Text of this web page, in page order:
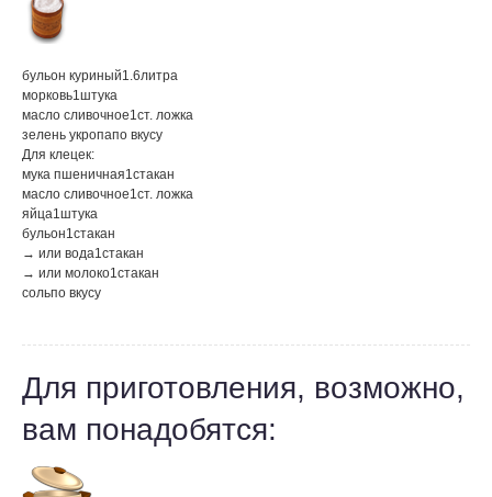
бульон куриный1.6литра
морковь1штука
масло сливочное1ст. ложка
зелень укропапо вкусу
Для клецек:
мука пшеничная1стакан
масло сливочное1ст. ложка
яйца1штука
бульон1стакан
→ или вода1стакан
→ или молоко1стакан
сольпо вкусу
Для приготовления, возможно,
вам понадобятся: